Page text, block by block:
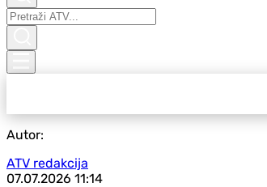
Autor:
ATV redakcija
07.07.2026 11:14